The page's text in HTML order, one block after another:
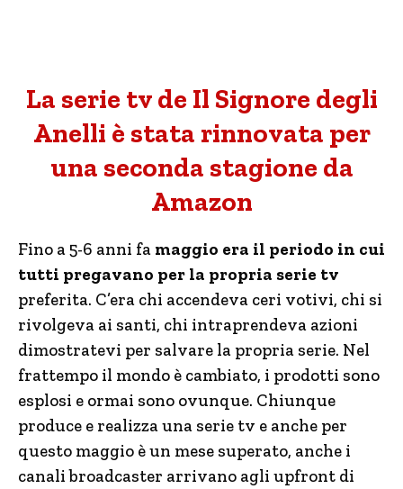
La serie tv de Il Signore degli
Anelli è stata rinnovata per
una seconda stagione da
Amazon
Fino a 5-6 anni fa maggio era il periodo in cui
tutti pregavano per la propria serie tv
preferita. C’era chi accendeva ceri votivi, chi si
rivolgeva ai santi, chi intraprendeva azioni
dimostratevi per salvare la propria serie. Nel
frattempo il mondo è cambiato, i prodotti sono
esplosi e ormai sono ovunque. Chiunque
produce e realizza una serie tv e anche per
questo maggio è un mese superato, anche i
canali broadcaster arrivano agli upfront di